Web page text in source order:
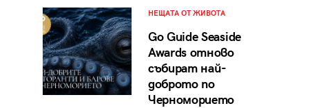
НЕЩАТА ОТ ЖИВОТА
Go Guide Seaside
Awards отново
събират най-
доброто по
Черноморието